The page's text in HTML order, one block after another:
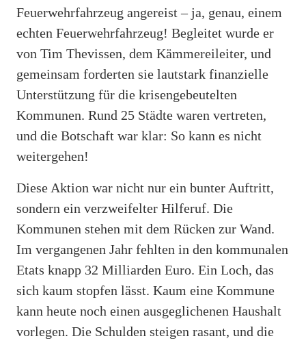
Feuerwehrfahrzeug angereist – ja, genau, einem
echten Feuerwehrfahrzeug! Begleitet wurde er
von Tim Thevissen, dem Kämmereileiter, und
gemeinsam forderten sie lautstark finanzielle
Unterstützung für die krisengebeutelten
Kommunen. Rund 25 Städte waren vertreten,
und die Botschaft war klar: So kann es nicht
weitergehen!
Diese Aktion war nicht nur ein bunter Auftritt,
sondern ein verzweifelter Hilferuf. Die
Kommunen stehen mit dem Rücken zur Wand.
Im vergangenen Jahr fehlten in den kommunalen
Etats knapp 32 Milliarden Euro. Ein Loch, das
sich kaum stopfen lässt. Kaum eine Kommune
kann heute noch einen ausgeglichenen Haushalt
vorlegen. Die Schulden steigen rasant, und die